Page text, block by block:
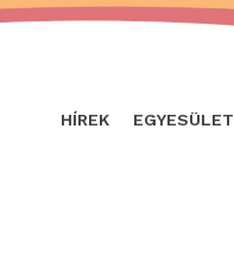
HÍREK EGYESÜLET